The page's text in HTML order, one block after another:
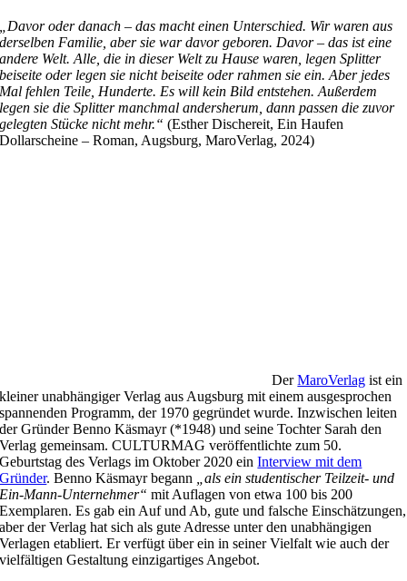
„Davor oder danach – das macht einen Unterschied. Wir waren aus
derselben Familie, aber sie war davor geboren. Davor – das ist eine
andere Welt. Alle, die in dieser Welt zu Hause waren, legen Splitter
beiseite oder legen sie nicht beiseite oder rahmen sie ein. Aber jedes
Mal fehlen Teile, Hunderte. Es will kein Bild entstehen. Außerdem
legen sie die Splitter manchmal andersherum, dann passen die zuvor
gelegten Stücke nicht mehr.“(Esther Dischereit, Ein Haufen
Dollarscheine – Roman, Augsburg, MaroVerlag, 2024)
DerMaroVerlag ist ein
kleiner unabhängiger Verlag aus Augsburg mit einem ausgesprochen
spannenden Programm, der 1970 gegründet wurde. Inzwischen leiten
der Gründer Benno Käsmayr (*1948) und seine Tochter Sarah den
Verlag gemeinsam. CULTURMAG veröffentlichte zum 50.
Geburtstag des Verlags im Oktober 2020 einInterview mit dem
Gründer. Benno Käsmayr begann
„als ein studentischer Teilzeit- und
Ein-Mann-Unternehmer“ mit Auflagen von etwa 100 bis 200
Exemplaren. Es gab ein Auf und Ab, gute und falsche Einschätzungen,
aber der Verlag hat sich als gute Adresse unter den unabhängigen
Verlagen etabliert. Er verfügt über ein in seiner Vielfalt wie auch der
vielfältigen Gestaltung einzigartiges Angebot.